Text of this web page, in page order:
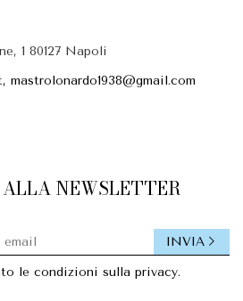
1 80127 Napoli
mastrolonardo1938@gmail.com
NEWSLETTER
le condizioni sulla privacy.
INVIA